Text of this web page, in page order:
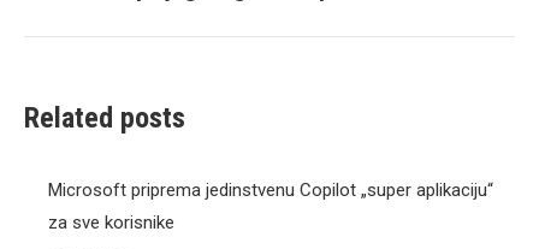
Related posts
Microsoft priprema jedinstvenu Copilot „super aplikaciju“
za sve korisnike